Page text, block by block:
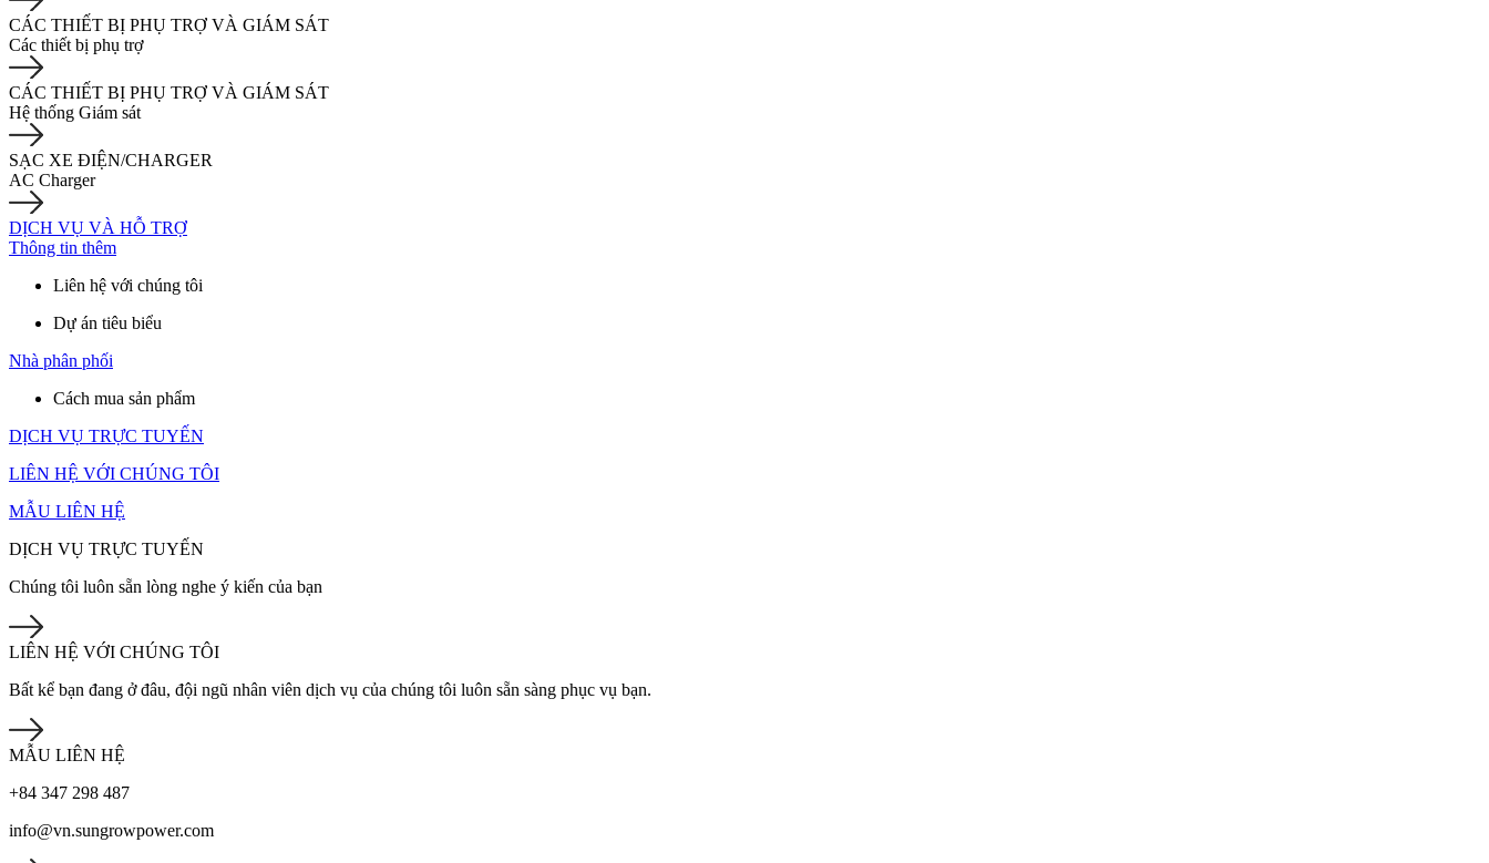
CÁC THIẾT BỊ PHỤ TRỢ VÀ GIÁM SÁT
Các thiết bị phụ trợ
CÁC THIẾT BỊ PHỤ TRỢ VÀ GIÁM SÁT
Hệ thống Giám sát
SẠC XE ĐIỆN/CHARGER
AC Charger
DỊCH VỤ VÀ HỖ TRỢ
Thông tin thêm
Liên hệ với chúng tôi
Dự án tiêu biểu
Nhà phân phối
Cách mua sản phẩm
DỊCH VỤ TRỰC TUYẾN
LIÊN HỆ VỚI CHÚNG TÔI
MẪU LIÊN HỆ
DỊCH VỤ TRỰC TUYẾN
Chúng tôi luôn sẵn lòng nghe ý kiến của bạn
LIÊN HỆ VỚI CHÚNG TÔI
Bất kể bạn đang ở đâu, đội ngũ nhân viên dịch vụ của chúng tôi luôn sẵn sàng phục vụ bạn.
MẪU LIÊN HỆ
+84 347 298 487
info@vn.sungrowpower.com